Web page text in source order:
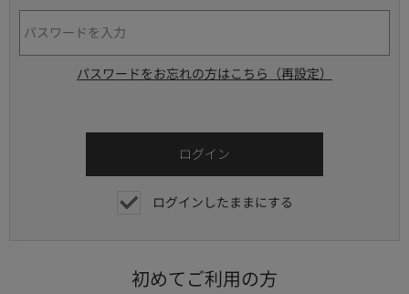
パスワードをお忘れの方はこちら（再設定）
ログインしたままにする
初めてご利用の方